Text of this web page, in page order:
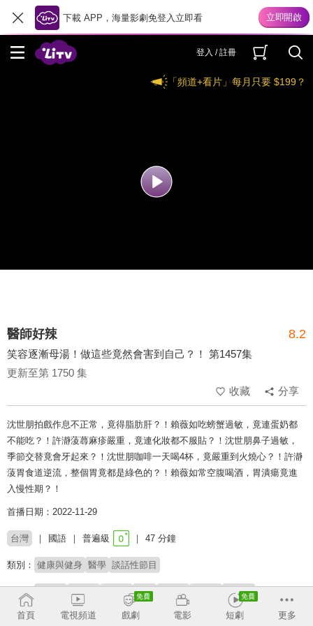
下載 APP，海量影劇免登入立即看
登入 / 註冊
「頻道+看片」每月只要 $199？
醫師好辣 8.2
笑容逐漸母湯！做這些竟然會害到自己？！ 第1457集
更新至第 1750 集
收藏
分享
沈世朋拍戲作息不正常，竟得脂肪肝？！賴薇如吃螃蟹過敏，竟連蛋奶都
不能吃？！許瀞蔆蕁麻疹嚴重，竟連化妝都不服貼？！沈世朋鼻子過敏，
季節交替竟會牙起來？！沈世朋咖啡一天喝4杯，竟嚴重到火燒心？！許瀞
蔆胃食道逆流，整個胃竟都是綠色的？！賴薇如常空腹喝酒，胃潰瘍竟進
入慢性期？！
首播日期：2022-11-29
台灣 國語 普遍級 47 分鐘
類別： 健康與健身 醫學 談話性節目
來賓： 沈世朋 許瀞蔆 賈蔚 張振榕 吳昭寬
主持： 徐乃麟 嚴立婷
首頁 電視頻道 戲劇 電影 短劇 更多